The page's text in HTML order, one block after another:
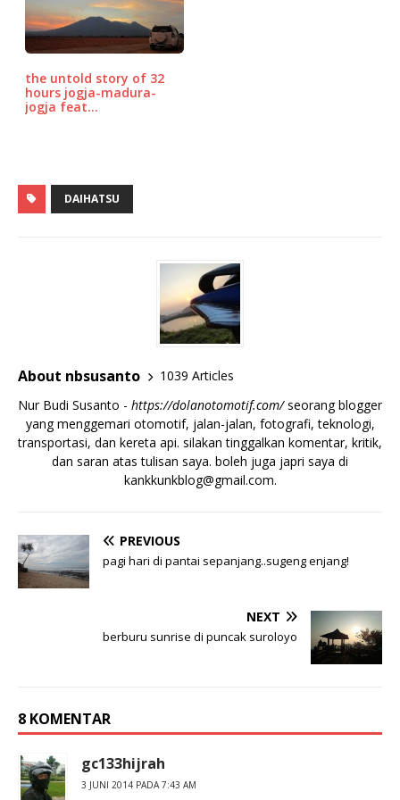
the untold story of 32
hours jogja-madura-
jogja feat…
DAIHATSU
About nbsusanto
1039 Articles
Nur Budi Susanto - https://dolanotomotif.com/seorang blogger
yang menggemari otomotif, jalan-jalan, fotografi, teknologi,
transportasi, dan kereta api. silakan tinggalkan komentar, kritik,
dan saran atas tulisan saya. boleh juga japri saya di
kankkunkblog@gmail.com.
PREVIOUS
pagi hari di pantai sepanjang..sugeng enjang!
NEXT
berburu sunrise di puncak suroloyo
8 KOMENTAR
gc133hijrah
3 JUNI 2014 PADA 7:43 AM